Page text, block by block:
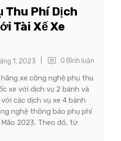
Thu Phí Dịch
Tài Xế Xe
1, 2023 0 Bình luận
xe công nghệ phụ thu
xe với dịch vụ 2 bánh và
các dịch vụ xe 4 bánh
nghệ thông báo phụ phí
2023. Theo đó, từ